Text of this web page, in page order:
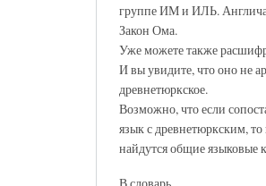
группе ИМ и ИЛЬ.
Закон Ома.
Уже можете также
И вы увидите, что оно не
древнетюркское.
Возможно, что если
язык с древнетюркским, то
найдутся общие языковые
В словарь.